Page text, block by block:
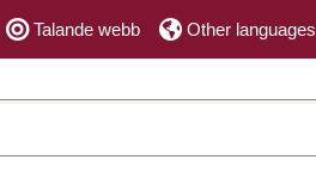
Talande webb Other languages